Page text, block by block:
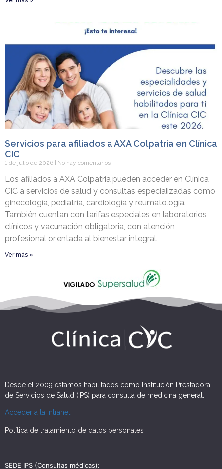
Servicios para afiliados a AXA Colpatria en Clínica
CIC
1 de julio de 2026 No hay comentarios
Los afiliados a AXA Colpatria pueden acceder en Clínica
CIC a servicios de salud y consultas especializadas como
ginecología, pediatría, cardiología y reumatología.
También cuentan con tarifas especiales en laboratorios
clínicos y vacunación obligatoria, con atención
profesional orientada al bienestar integral.
Ver más »
Desde el 2009 estamos habilitados como Institución Prestadora
de Servicios de Salud (IPS) para consulta de medicina general.
Acceder a la intranet
Política de tratamiento de datos personales
SEDE IPS (Consultas médicas):